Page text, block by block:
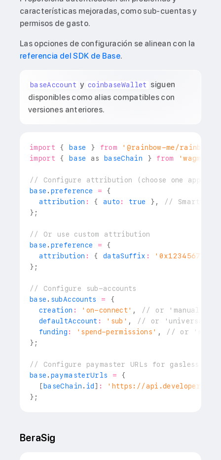
características mejoradas, como sub-cuentas y
permisos de gasto.
Las opciones de configuración se alinean con la
referencia del SDK de Base.
baseAccount y coinbaseWallet
siguen
disponibles como alias compatibles con
versiones anteriores.
import { base } from
'@rainbow-me/
import
{ base as baseChain } from 'wagmi/
// Configure attribution (choose one
base . preference =
{
  attribution
: { auto : true } ,
// Smart
} ;
// Or use custom attribution
base . preference =
{
  attribution
: { dataSuffix :
} ;
// Configure sub-accounts
base . subAccounts =
{
  creation
: 'on-connect' ,
// or 'manual'
  defaultAccount
: 'sub' ,
// or 'universal'
  funding
: 'spend-permissions' ,
// or
} ;
// Configure paymaster URLs for gasless
base . paymasterUrls =
{
[ baseChain . id ] :
'https://
} ;
BeraSig